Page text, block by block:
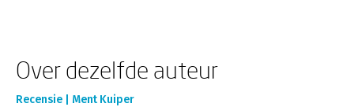
Over dezelfde auteur
Recensie | Ment Kuiper